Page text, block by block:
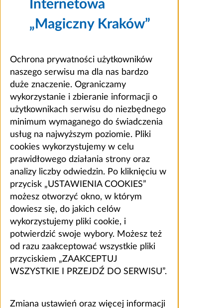
Internetowa
„Magiczny Kraków”
Ochrona prywatności użytkowników
naszego serwisu ma dla nas bardzo
duże znaczenie. Ograniczamy
wykorzystanie i zbieranie informacji o
użytkownikach serwisu do niezbędnego
minimum wymaganego do świadczenia
usług na najwyższym poziomie. Pliki
cookies wykorzystujemy w celu
prawidłowego działania strony oraz
analizy liczby odwiedzin. Po kliknięciu w
przycisk „USTAWIENIA COOKIES”
możesz otworzyć okno, w którym
dowiesz się, do jakich celów
wykorzystujemy pliki cookie, i
potwierdzić swoje wybory. Możesz też
od razu zaakceptować wszystkie pliki
przyciskiem „ZAAKCEPTUJ
WSZYSTKIE I PRZEJDŹ DO SERWISU”.
Zmiana ustawień oraz więcej informacji